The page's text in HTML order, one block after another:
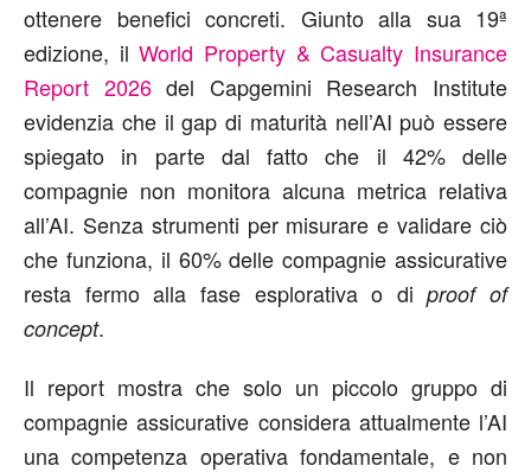
ottenere benefici concreti. Giunto alla sua 19ª
edizione, ilWorld Property & Casualty Insurance
Report 2026del Capgemini Research Institute
evidenzia che il gap di maturità nell’AI può essere
spiegato in parte dal fatto che il 42% delle
compagnie non monitora alcuna metrica relativa
all’AI. Senza strumenti per misurare e validare ciò
che funziona, il 60% delle compagnie assicurative
resta fermo alla fase esplorativa o diproof of
concept.
Il report mostra che solo un piccolo gruppo di
compagnie assicurative considera attualmente l’AI
una competenza operativa fondamentale, e non